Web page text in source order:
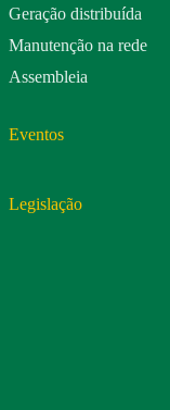
Geração distribuída
Manutenção na rede
Assembleia
Eventos
Legislação